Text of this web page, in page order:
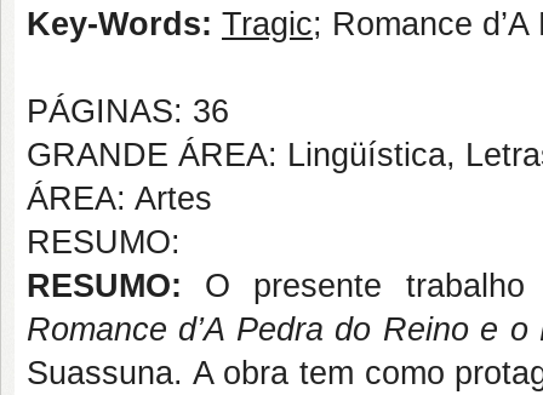
Key-Words: Tragic; Romance
PÁGINAS: 36
GRANDE ÁREA: Lingüística,
ÁREA: Artes
RESUMO:
RESUMO: O presente
Romance d’A Pedra do Reino e
Suassuna. A obra tem como